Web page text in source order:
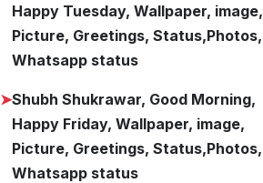
Happy Tuesday, Wallpaper, image,
Picture, Greetings, Status,Photos,
Whatsapp status
➤Shubh Shukrawar, Good Morning,
Happy Friday, Wallpaper, image,
Picture, Greetings, Status,Photos,
Whatsapp status